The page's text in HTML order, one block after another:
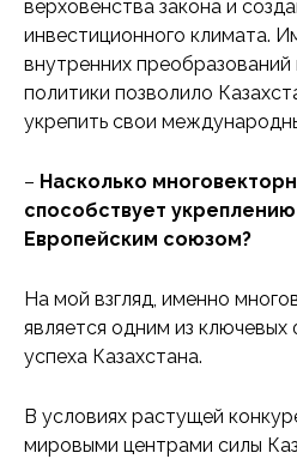
верховенства закона и
инвестиционного климата.
внутренних
политики позволило
укрепить свои
– Насколько
способствует
Европейским союзом?
На мой взгляд, именно
является одним из
успеха Казахстана.
В условиях растущей
мировыми центрами силы